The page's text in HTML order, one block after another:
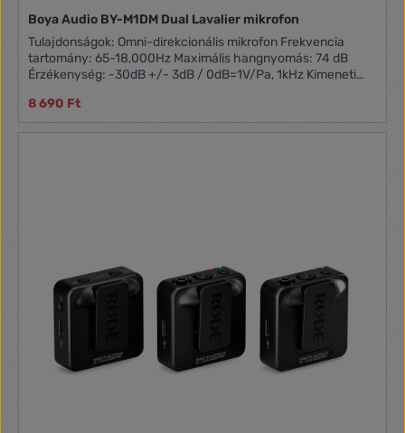
Boya Audio BY-M1DM Dual Lavalier mikrofon
Tulajdonságok: Omni-direkcionális mikrofon Frekvencia
tartomány: 65-18,000Hz Maximális hangnyomás: 74 dB
Érzékenység: -30dB +/- 3dB / 0dB=1V/Pa, 1kHz Kimeneti
akkumulátorról: LR44 Csatlakozás: 3.5 mm jack Tömege: 68
g Kábel: 4m
8 690 Ft